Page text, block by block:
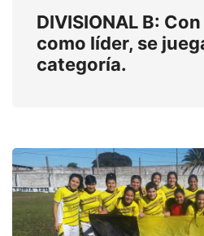
DIVISIONAL B:
como líder, se
categoría.